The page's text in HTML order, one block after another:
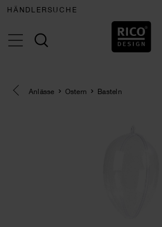
HÄNDLERSUCHE
Eine Kategorie zurück navigieren
Anlässe Ostern Basteln